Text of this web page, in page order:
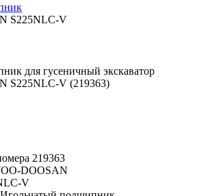
S225NLC-V
для гусеничный экскаватор
S225NLC-V (219363)
219363
DOOSAN
V